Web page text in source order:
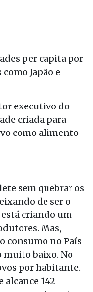
per capita por
Japão e
executivo do
criada para
como alimento
sem quebrar os
de ser o
criando um
Mas,
consumo no País
muito baixo. No
por habitante.
alcance 142